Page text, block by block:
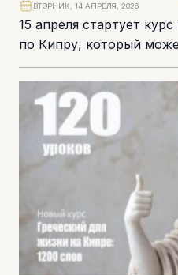
15 апреля стартует
по Кипру, который
даже тем, кто этот
ВТОРНИК, 14 АПРЕЛЯ, 2026